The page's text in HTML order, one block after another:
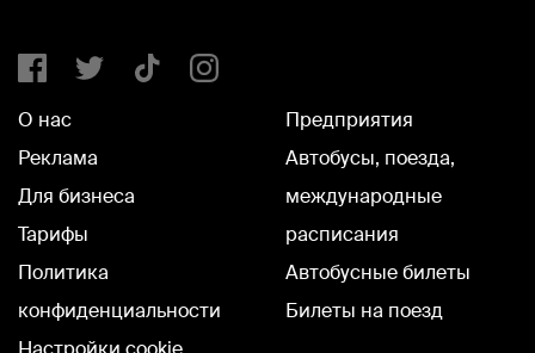
О нас
Реклама
Для бизнеса
Тарифы
Политика
конфиденциальности
Предприятия
Автобусы, поезда,
международные
расписания
Автобусные билеты
Билеты на поезд